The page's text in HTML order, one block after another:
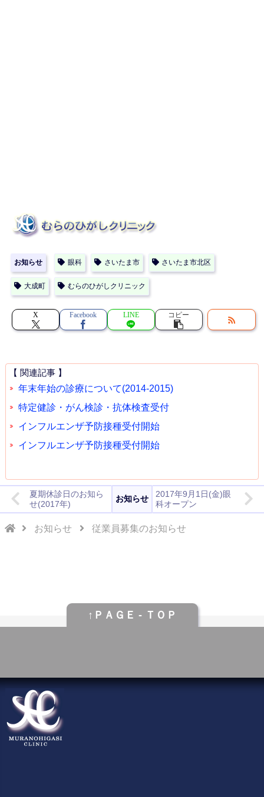
お知らせ 眼科 さいたま市 さいたま市北区
大成町 むらのひがしクリニック
X Facebook LINE コピー
【 関連記事 】
年末年始の診療について(2014-2015)
特定健診・がん検診・抗体検査受付
インフルエンザ予防接種受付開始
インフルエンザ予防接種受付開始
夏期休診日のお知ら
せ(2017年)
お知らせ
2017年9月1日(金)眼
科オープン
お知らせ 従業員募集のお知らせ
↑ＰＡＧＥ - ＴＯＰ